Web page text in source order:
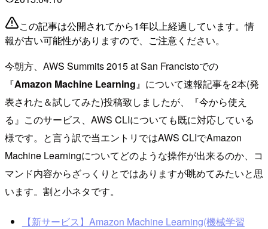
この記事は公開されてから1年以上経過しています。情
報が古い可能性がありますので、ご注意ください。
今朝方、AWS Summits 2015 at San Francistoでの
『Amazon Machine Learning 』について速報記事を2本(発
表された＆試してみた)投稿致しましたが、『今から使え
る』このサービス、AWS CLIについても既に対応している
様です。と言う訳で当エントリではAWS CLIでAmazon
Machine Learningについてどのような操作が出来るのか、コ
マンド内容からざっくりとではありますが眺めてみたいと思
います。割と小ネタです。
【新サービス】Amazon Machine Learning(機械学習